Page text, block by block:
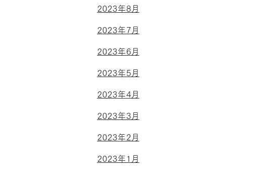
2023年8月
2023年7月
2023年6月
2023年5月
2023年4月
2023年3月
2023年2月
2023年1月